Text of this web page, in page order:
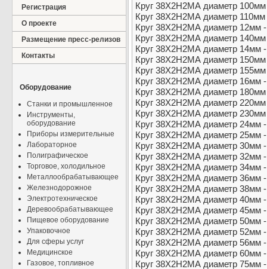
Регистрация
О проекте
Размещение пресс-релизов
Контакты
Оборудование
Станки и промышленное
Инструменты,
оборудование
Приборы измерительные
Лабораторное
Полиграфическое
Торговое, холодильное
Металлообрабатывающее
Железнодорожное
Электротехническое
Деревообрабатывающее
Пищевое оборудование
Упаковочное
Для сферы услуг
Медицинское
Газовое, топливное
Круг 38Х2Н2МА диаметр 100мм
Круг 38Х2Н2МА диаметр 110мм
Круг 38Х2Н2МА диаметр 12мм -
Круг 38Х2Н2МА диаметр 140мм
Круг 38Х2Н2МА диаметр 14мм -
Круг 38Х2Н2МА диаметр 150мм
Круг 38Х2Н2МА диаметр 155мм
Круг 38Х2Н2МА диаметр 16мм -
Круг 38Х2Н2МА диаметр 180мм
Круг 38Х2Н2МА диаметр 220мм
Круг 38Х2Н2МА диаметр 230мм
Круг 38Х2Н2МА диаметр 24мм -
Круг 38Х2Н2МА диаметр 25мм -
Круг 38Х2Н2МА диаметр 30мм -
Круг 38Х2Н2МА диаметр 32мм -
Круг 38Х2Н2МА диаметр 34мм -
Круг 38Х2Н2МА диаметр 36мм -
Круг 38Х2Н2МА диаметр 38мм -
Круг 38Х2Н2МА диаметр 40мм -
Круг 38Х2Н2МА диаметр 45мм -
Круг 38Х2Н2МА диаметр 50мм -
Круг 38Х2Н2МА диаметр 52мм -
Круг 38Х2Н2МА диаметр 56мм -
Круг 38Х2Н2МА диаметр 60мм -
Круг 38Х2Н2МА диаметр 75мм -